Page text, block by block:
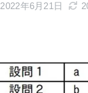
2022年6月21日